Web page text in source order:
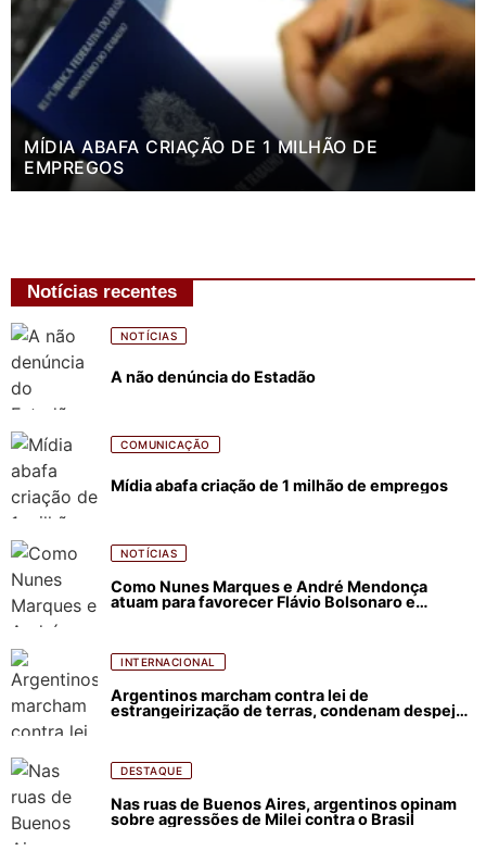
MÍDIA ABAFA CRIAÇÃO DE 1 MILHÃO DE
EMPREGOS
Notícias recentes
NOTÍCIAS
A não denúncia do Estadão
COMUNICAÇÃO
Mídia abafa criação de 1 milhão de empregos
NOTÍCIAS
Como Nunes Marques e André Mendonça
atuam para favorecer Flávio Bolsonaro e
INTERNACIONAL
Argentinos marcham contra lei de
estrangeirização de terras, condenam despejos
DESTAQUE
Nas ruas de Buenos Aires, argentinos opinam
sobre agressões de Milei contra o Brasil